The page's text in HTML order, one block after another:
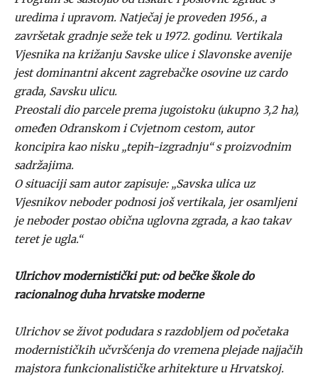
uredima i upravom. Natječaj je proveden 1956., a
završetak gradnje seže tek u 1972. godinu. Vertikala
Vjesnika na križanju Savske ulice i Slavonske avenije
jest dominantni akcent zagrebačke osovine uz cardo
grada, Savsku ulicu.
Preostali dio parcele prema jugoistoku (ukupno 3,2 ha),
omeđen Odranskom i Cvjetnom cestom, autor
koncipira kao nisku „tepih-izgradnju“ s proizvodnim
sadržajima.
O situaciji sam autor zapisuje: „Savska ulica uz
Vjesnikov neboder podnosi još vertikala, jer osamljeni
je neboder postao obična uglovna zgrada, a kao takav
teret je ugla.“
Ulrichov modernistički put: od bečke škole do
racionalnog duha hrvatske moderne
Ulrichov se život podudara s razdobljem od početaka
modernističkih učvršćenja do vremena plejade najjačih
majstora funkcionalističke arhitekture u Hrvatskoj.